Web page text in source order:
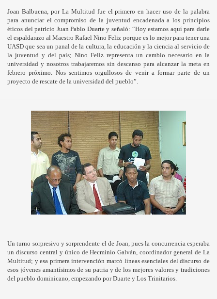
Joan Balbuena, por La Multitud fue el primero en hacer uso de la palabra
para anunciar el compromiso de la juventud encadenada a los principios
éticos del patricio Juan Pablo Duarte y señaló: “Hoy estamos aquí para darle
el espaldarazo al Maestro Rafael Nino Feliz porque es lo mejor para tener una
UASD que sea un panal de la cultura, la educación y la ciencia al servicio de
la juventud y del país; Nino Feliz representa un cambio necesario en la
universidad y nosotros trabajaremos sin descanso para alcanzar la meta en
febrero próximo. Nos sentimos orgullosos de venir a formar parte de un
proyecto de rescate de la universidad del pueblo”.
Un turno sorpresivo y sorprendente el de Joan, pues la concurrencia esperaba
un discurso central y único de Hecminio Galván, coordinador general de La
Multitud; y esa primera intervención marcó líneas esenciales del discurso de
esos jóvenes amantísimos de su patria y de los mejores valores y tradiciones
del pueblo dominicano, empezando por Duarte y Los Trinitarios.
de crear Estado de Terror
sobre Políticas Públicas de juventud
POLICIAL
de Narciso González
Norte-Sur 2010
ABIERTO
en Moca
de Nino Feliz
"Tecnología Verde"
Nacional de Jovenes